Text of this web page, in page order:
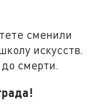
сменили
искусств.
смерти.